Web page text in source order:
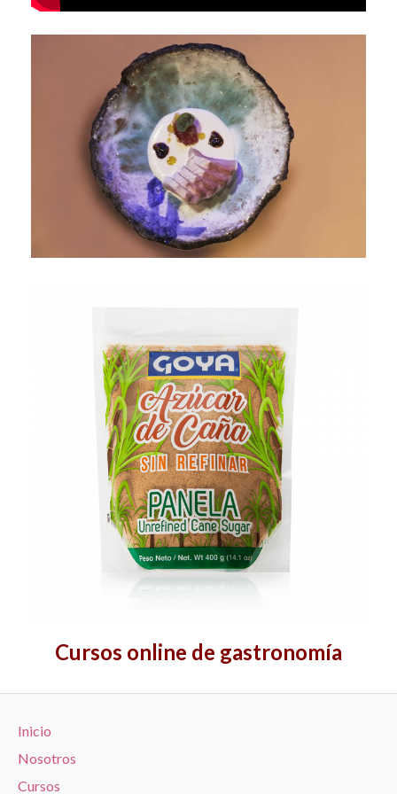
Cursos online de gastronomía
Inicio
Nosotros
Cursos